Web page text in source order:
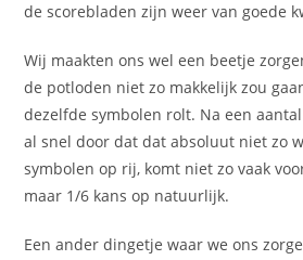
de scorebladen zijn weer van goede
Wij maakten ons wel een beetje
de potloden niet zo makkelijk zou
dezelfde symbolen rolt. Na een
al snel door dat dat absoluut niet zo
symbolen op rij, komt niet zo vaak
maar 1/6 kans op natuurlijk.
Een ander dingetje waar we ons